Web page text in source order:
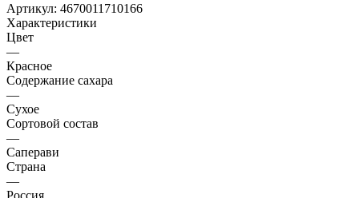
Артикул: 4670011710166
Характеристики
Цвет
—
Красное
Содержание сахара
—
Сухое
Сортовой состав
—
Саперави
Страна
—
Россия